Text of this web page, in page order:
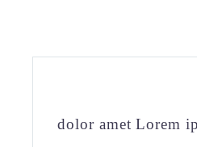
dolor amet Lorem